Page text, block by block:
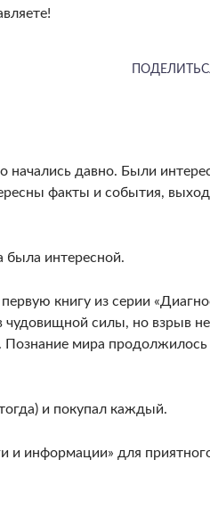
давно. Были
факты и события,
была интересной.
книгу из серии
чудовищной силы, но взрыв
Познание мира
и покупал каждый.
и информации» для